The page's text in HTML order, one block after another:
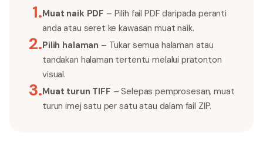
1.Muat naik PDF – Pilih fail PDF daripada peranti
anda atau seret ke kawasan muat naik.
2.Pilih halaman – Tukar semua halaman atau
tandakan halaman tertentu melalui pratonton
visual.
3.Muat turun TIFF – Selepas pemprosesan, muat
turun imej satu per satu atau dalam fail ZIP.